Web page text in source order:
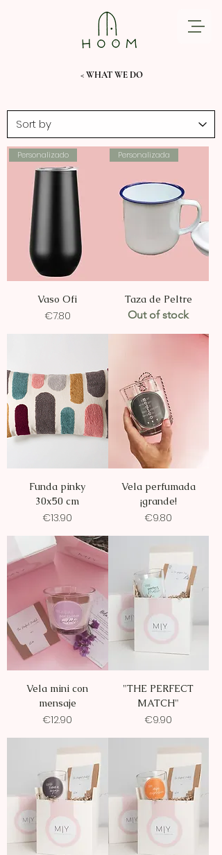
< WHAT WE DO
Personalizado
Vaso Ofi
Price
€7.80
Personalizada
Taza de Peltre
Out of stock
Funda pinky
30x50 cm
Price
€13.90
Vela perfumada
¡grande!
Price
€9.80
Vela mini con
mensaje
Price
€12.90
"THE PERFECT
MATCH"
Price
€9.90